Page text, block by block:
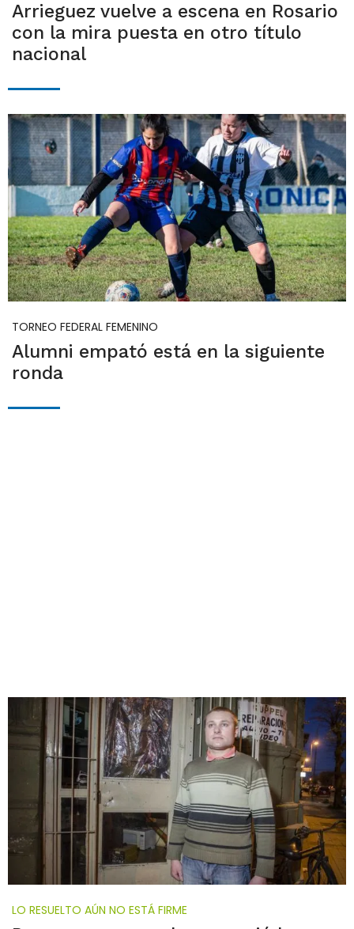
Arrieguez vuelve a escena en Rosario
con la mira puesta en otro título
nacional
TORNEO FEDERAL FEMENINO
Alumni empató está en la siguiente
ronda
LO RESUELTO AÚN NO ESTÁ FIRME